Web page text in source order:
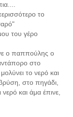
το
του γέρο
ο παππούλης ο
στο
το νερό και
στο πηγάδι,
και άμα έπινε,